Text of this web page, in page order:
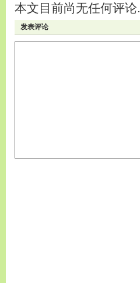
本文目前尚无任何评论.
发表评论